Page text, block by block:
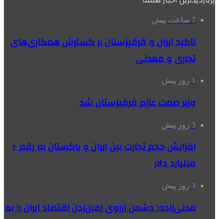
7 ساعت پیش
تاکید ایران و قرقیزستان بر گسترش همکاری‌های
تجاری و معدنی
1 روز پیش
وزیر صمت عازم قرقیزستان شد
3 روز پیش
افزایش حجم تجارت بین ایران و پاکستان به رقم ۱۰
میلیارد دلار
3 روز پیش
مدنی‌زاده: دشمن آرزوی زمین‌زدن اقتصاد ایران را به